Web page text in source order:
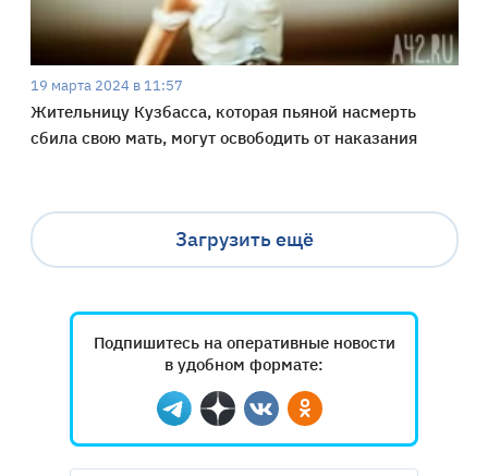
19 марта 2024 в 11:57
Жительницу Кузбасса, которая пьяной насмерть
сбила свою мать, могут освободить от наказания
Загрузить ещё
Подпишитесь на оперативные новости
в удобном формате:
Telegram
ДзенВконтактеОдноклассники